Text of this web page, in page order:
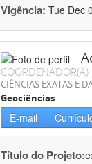
Vigência: Tue Dec
COORDENADOR(A)
CIÊNCIAS EXATAS E
Geociências
E-mail
Título do Projeto: